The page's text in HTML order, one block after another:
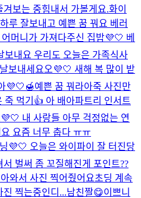
겨보는 중힘내서 가볼게요.화이
루 잘보내고 예쁜 꿈 꿔요 베러
어머니가 가져다주신 집밥💜🤍 베
보내요 우리도 오늘은 가족식사
보내세요오💜🤍 새해 복 많이 받
💜🤍🍯예쁜 꿈 꿔라아죽 사진만
죽 먹기👍 아 배아파트리 인서트
내 사랑들 아무 걱정없는 연
요즘 너무 춥다 ㅠㅠ
💜🤍 오늘은 와이파이 잘 터진당
벌써 좀 꼬질해진게 포인트??
와서 사진 찍어줬어요초딩 계속
진 찍는중인디...남친짤😋이쁘니